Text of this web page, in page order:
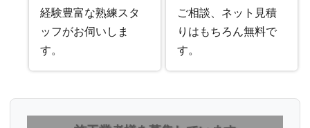
経験豊富な熟練スタ
ッフがお伺いしま
す。
ご相談、ネット見積
りはもちろん無料で
す。